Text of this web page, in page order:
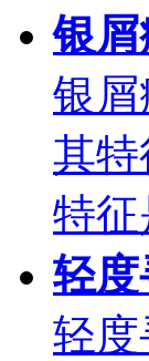
银
银
其
特征
轻
轻